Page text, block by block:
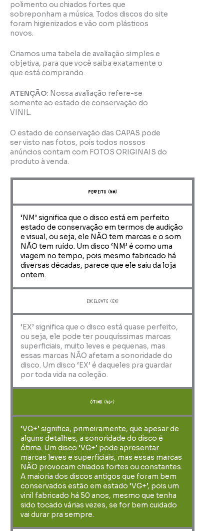
polimento ou chiados fortes que
sobreponham a música. Todos discos do site
foram higienizados e vão com plásticos
novos.
Criamos uma tabela de avaliação simples e
objetiva, para que você saiba exatamente o
que está comprando.
ATENÇÃO: Nossa avaliação refere-se
somente ao estado de conservação do
VINIL.
O estado de conservação das CAPAS pode
ser visto nas fotos, pois todos nossos
anúncios contam com FOTOS ORIGINAIS do
produto à venda.
perfeito (NM)
‘NM’ significa que o disco está em perfeito
estado de conservação em termos de audição
e visual, ou seja, ele NÃO tem marcas e o som
NÃO tem ruído. Um disco ‘NM’ é como uma
viagem no tempo, pois mesmo fabricado há
diversas décadas, parece que ele saiu da loja
ontem.
Excelente (EX)
‘EX’ significa que o disco está quase perfeito,
ou seja, ele pode ter pouquíssimas marcas
superficiais, muito leves e pequenas, mas
essas marcas NÃO afetam a sonoridade do
disco. Um disco ‘EX’ é daqueles pra guardar
por toda vida na coleção.
ótimo (VG+)
‘VG+’ significa, primeiramente, que apesar de
alguns detalhes, a sonoridade do disco é
ótima. Um disco ‘VG+’ pode apresentar
marcas leves e superficiais, mas essas marcas
NÃO provocam chiados fortes ou constantes.
A maioria dos discos antigos que foram bem
conservados estão em estado ‘VG+’, pois um
vinil fabricado há 50 anos, mesmo que tenha
sido tocado várias vezes, se for bem cuidado
vai durar pra sempre.